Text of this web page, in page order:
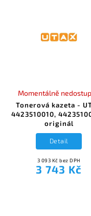
Tonerová kazeta -
4423510010,
originál
Momentálně
3 093 Kč bez DPH
3 743 Kč
Detail